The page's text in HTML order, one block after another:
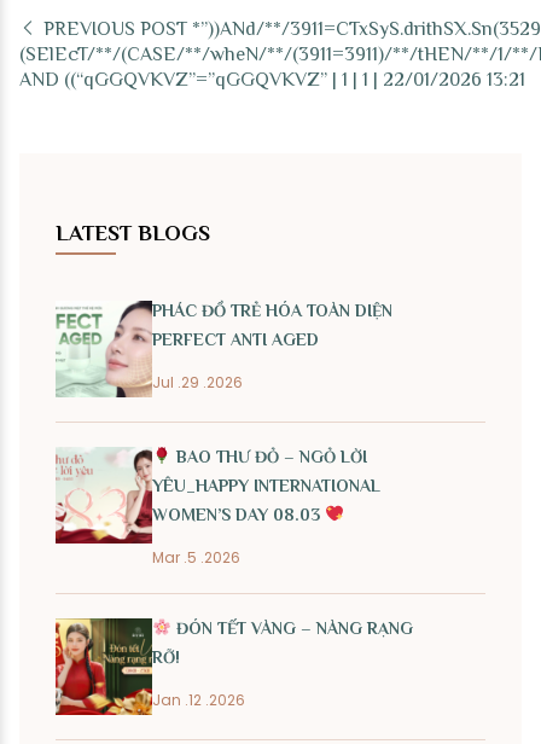
PREVIOUS POST *”))ANd/**/
(SElEcT/**/(CASE/**/wheN/**/(3911=3911)/**/tHEN/**/1/
AND ((“qGGQVKVZ”=”qGGQVKVZ” | 1 | 1 | 22/01/2026 13:21
LATEST BLOGS
PHÁC ĐỒ TRẺ HÓA TOÀN DIỆN
PERFECT ANTI AGED
Jul .29 .2026
BAO THƯ ĐỎ – NGỎ LỜI
YÊU_HAPPY INTERNATIONAL
WOMEN’S DAY 08.03
Mar .5 .2026
ĐÓN TẾT VÀNG – NÀNG RẠNG
RỠ!
Jan .12 .2026